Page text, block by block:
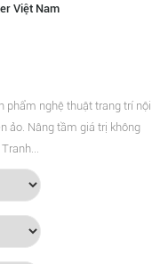
Việt Nam
phẩm nghệ thuật trang trí nội
ảo. Nâng tầm giá trị không